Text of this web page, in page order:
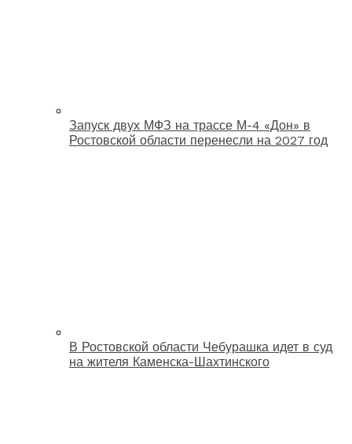
Запуск двух МФЗ на трассе М-4 «Дон» в
Ростовской области перенесли на 2027 год
В Ростовской области Чебурашка идет в суд
на жителя Каменска-Шахтинского